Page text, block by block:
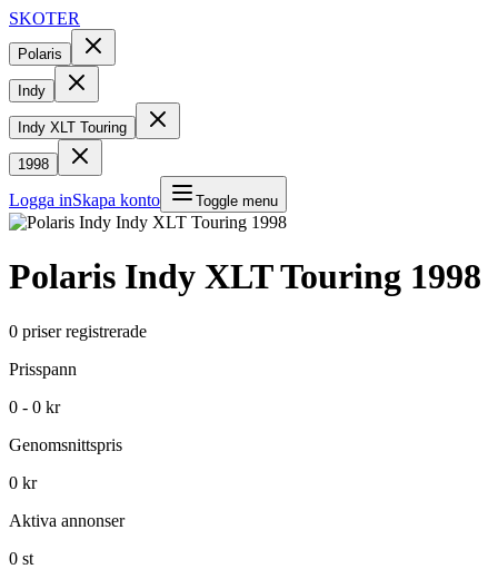
SKOTER
Polaris
Indy
Indy XLT Touring
1998
Logga inSkapa konto Toggle menu
Polaris Indy XLT Touring 1998
0 priser registrerade
Prisspann
0 - 0 kr
Genomsnittspris
0 kr
Aktiva annonser
0 st